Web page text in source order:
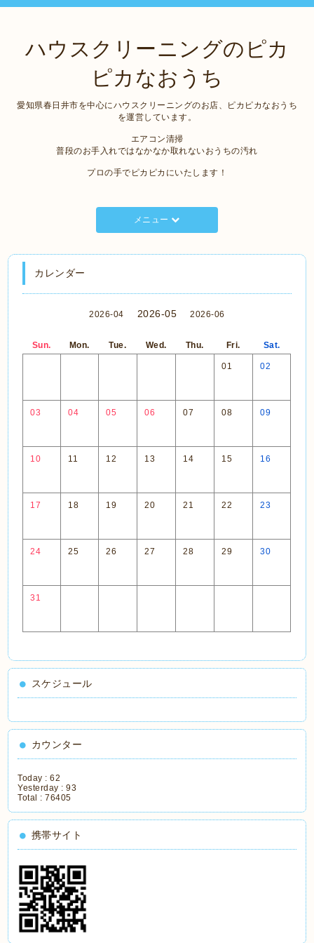
ハウスクリーニングのピカ
ピカなおうち
愛知県春日井市を中心にハウスクリーニングのお店、ピカピカなおうち
を運営しています。
エアコン清掃
普段のお手入れではなかなか取れないおうちの汚れ
プロの手でピカピカにいたします！
メニュー
カレンダー
2026-04 2026-05 2026-06
Sun. Mon. Tue. Wed. Thu. Fri. Sat.
01 02
03 04 05 06 07 08 09
10 11 12 13 14 15 16
17 18 19 20 21 22 23
24 25 26 27 28 29 30
31
スケジュール
カウンター
Today :62
Yesterday :93
Total :76405
携帯サイト